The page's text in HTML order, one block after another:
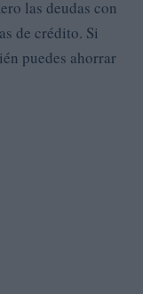
las deudas con
de crédito. Si
puedes ahorrar